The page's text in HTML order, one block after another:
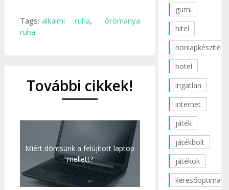
Tags: alkalmi ruha,
örömanya
ruha
További cikkek!
Miért döntsünk a felújított laptop
mellett?
gumi
hitel
honlapkészítés
hotel
ingatlan
internet
játék
játékbolt
játékok